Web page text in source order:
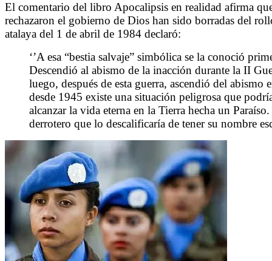
El comentario del libro Apocalipsis en realidad afirma
rechazaron el gobierno de Dios han sido borradas del
atalaya del 1 de abril de 1984 declaró:
‘’A esa “bestia salvaje” simbólica se la conoció
Descendió al abismo de la inacción durante la II
luego, después de esta guerra, ascendió del
desde 1945 existe una situación peligrosa que
alcanzar la vida eterna en la Tierra hecha un
derrotero que lo descalificaría de tener su nombre